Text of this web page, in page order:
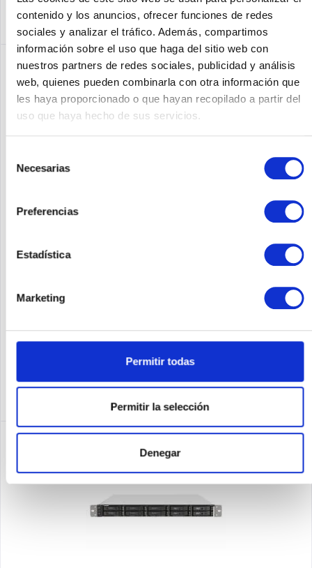
contenido y los anuncios, ofrecer funciones de redes
sociales y analizar el tráfico. Además, compartimos
información sobre el uso que haga del sitio web con
nuestros partners de redes sociales, publicidad y análisis
web, quienes pueden combinarla con otra información que
les haya proporcionado o que hayan recopilado a partir del
uso que haya hecho de sus servicios.
Necesarias
Preferencias
Estadística
Marketing
Permitir todas
Permitir la selección
Denegar
de dispositivo: Gran empresa. Familia de procesadores: EPYC,
modelo del procesador: 7302P, frecuencia del procesador: 3
GHz. Capacidad de memoria: 128 GB, tipo de memoria...
Recordar
DETALLES